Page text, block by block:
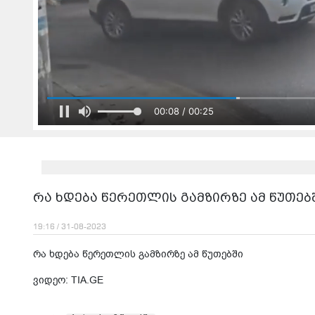
00:08 / 00:25
რა ხდება წერეთლის გამზირზე ამ
19:16 / 31-08-2023
რა ხდება წერეთლის გამზირზე ამ წუთებში
ვიდეო: TIA.GE